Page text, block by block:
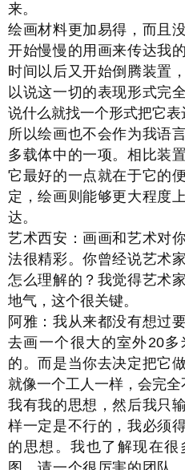
来。
绘画材料更加易得，而且
开始慢慢的用画来传达我
时间以后又开始倒腾装置
以说这一切的表现形式完
说什么就找一个形式把它表
所以绘画也不会作为我语
多载体中的一项。相比装
它最好的一点就在于它的
定，绘画则能够更大程度
达。
艺术西安：画画和艺术对
法很精彩。你曾经说艺术
怎么理解的？我觉得艺术
地气，这个很关键。
阿雅：我从来都没有想过
去画一个很大的室外20
的。而是当你去决定把它
就像一个工人一样，会完全
我有我的思想，然后我只
样一定是不行的，我必须
的思想。我也了解现在